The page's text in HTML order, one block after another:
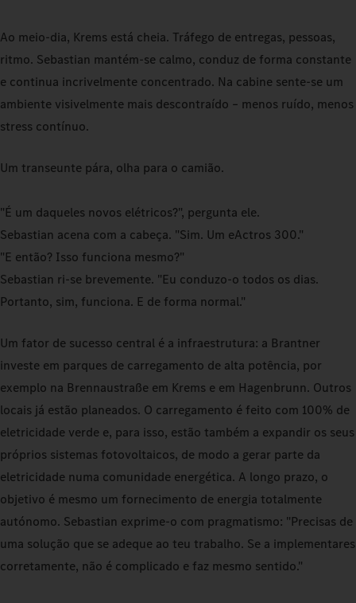
Ao meio‑dia, Krems está cheia. Tráfego de entregas, pessoas,
ritmo. Sebastian mantém‑se calmo, conduz de forma constante
e continua incrivelmente concentrado. Na cabine sente‑se um
ambiente visivelmente mais descontraído – menos ruído, menos
stress contínuo.
Um transeunte pára, olha para o camião.
"É um daqueles novos elétricos?", pergunta ele.
Sebastian acena com a cabeça. "Sim. Um eActros 300."
"E então? Isso funciona mesmo?"
Sebastian ri‑se brevemente. "Eu conduzo‑o todos os dias.
Portanto, sim, funciona. E de forma normal."
Um fator de sucesso central é a infraestrutura: a Brantner
investe em parques de carregamento de alta potência, por
exemplo na Brennaustraße em Krems e em Hagenbrunn. Outros
locais já estão planeados. O carregamento é feito com 100% de
eletricidade verde e, para isso, estão também a expandir os seus
próprios sistemas fotovoltaicos, de modo a gerar parte da
eletricidade numa comunidade energética. A longo prazo, o
objetivo é mesmo um fornecimento de energia totalmente
autónomo. Sebastian exprime‑o com pragmatismo: "Precisas de
uma solução que se adeque ao teu trabalho. Se a implementares
corretamente, não é complicado e faz mesmo sentido."